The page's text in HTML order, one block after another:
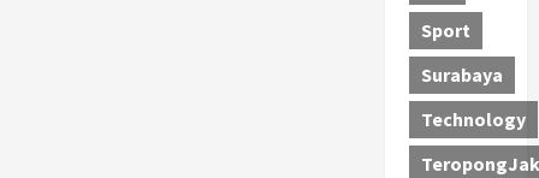
Sport
Surabaya
Technology